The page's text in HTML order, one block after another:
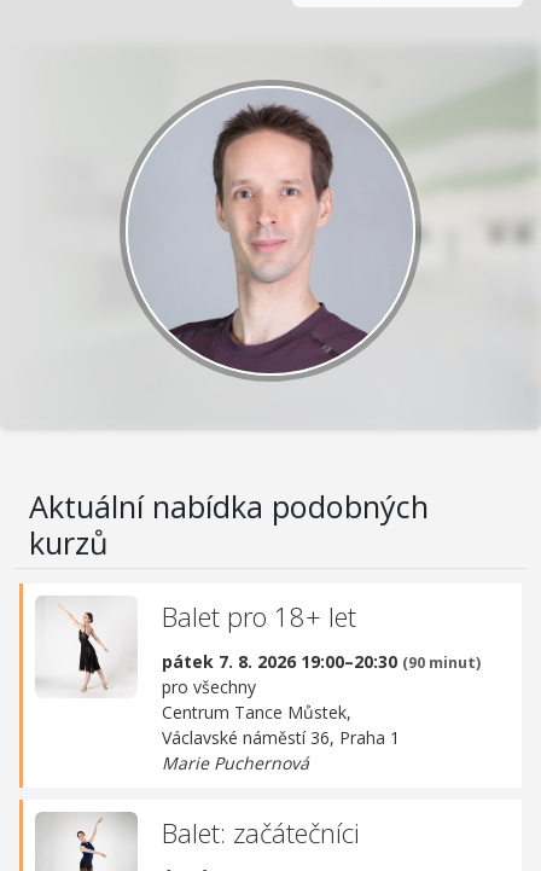
Aktuální nabídka podobných
kurzů
Balet pro 18+ let
pátek 7. 8. 2026 19:00–20:30 (90 minut)
pro všechny
Centrum Tance Můstek,
Václavské náměstí 36, Praha 1
Marie Puchernová
Balet: začátečníci